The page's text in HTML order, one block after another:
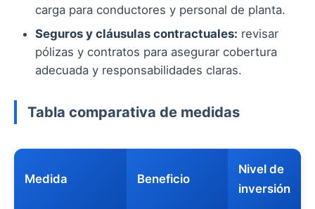
carga para conductores y personal de planta.
Seguros y cláusulas contractuales: revisar
pólizas y contratos para asegurar cobertura
adecuada y responsabilidades claras.
Tabla comparativa de medidas
Medida Beneficio
Nivel de
inversión